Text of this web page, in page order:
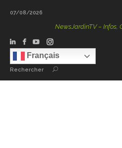
07/08/2026
NewsJardinTV – Infos,
Français
Rechercher